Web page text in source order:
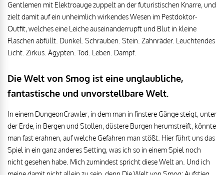
Gentlemen mit Elektroauge zuppelt an der futuristischen Knarre, und
zielt damit auf ein unheimlich wirkendes Wesen im Pestdoktor-
Outfit, welches eine Leiche auseinanderrupft und Blut in kleine
Flaschen abfüllt. Dunkel. Schrauben. Stein. Zahnräder. Leuchtendes
Licht. Zirkus. Ägypten. Tod. Leben. Dampf.
Die Welt von Smog ist eine unglaubliche,
fantastische und unvorstellbare Welt.
In einem DungeonCrawler, in dem man in finstere Gänge steigt, unter
der Erde, in Bergen und Stollen, düstere Burgen herumstreift, könnte
man fast erahnen, auf welche Gefahren man stößt. Hier führt uns das
Spiel in ein ganz anderes Setting, was ich so in einem Spiel noch
nicht gesehen habe. Mich zumindest spricht diese Welt an. Und ich